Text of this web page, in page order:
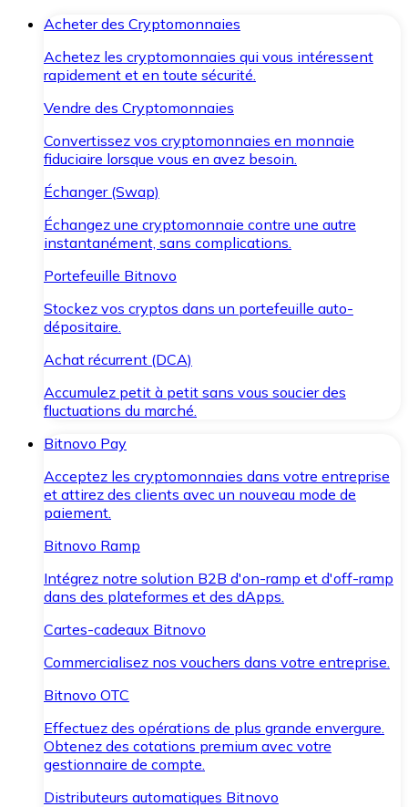
Acheter des Cryptomonnaies
Achetez les cryptomonnaies qui vous intéressent
rapidement et en toute sécurité.
Vendre des Cryptomonnaies
Convertissez vos cryptomonnaies en monnaie
fiduciaire lorsque vous en avez besoin.
Échanger (Swap)
Échangez une cryptomonnaie contre une autre
instantanément, sans complications.
Portefeuille Bitnovo
Stockez vos cryptos dans un portefeuille auto-
dépositaire.
Achat récurrent (DCA)
Accumulez petit à petit sans vous soucier des
fluctuations du marché.
Bitnovo Pay
Acceptez les cryptomonnaies dans votre entreprise
et attirez des clients avec un nouveau mode de
paiement.
Bitnovo Ramp
Intégrez notre solution B2B d'on-ramp et d'off-ramp
dans des plateformes et des dApps.
Cartes-cadeaux Bitnovo
Commercialisez nos vouchers dans votre entreprise.
Bitnovo OTC
Effectuez des opérations de plus grande envergure.
Obtenez des cotations premium avec votre
gestionnaire de compte.
Distributeurs automatiques Bitnovo